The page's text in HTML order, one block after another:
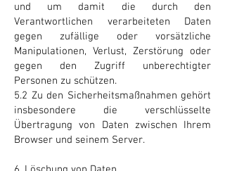
und um damit die durch den
Verantwortlichen verarbeiteten Daten
gegen zufällige oder vorsätzliche
Manipulationen, Verlust, Zerstörung oder
gegen den Zugriff unberechtigter
Personen zu schützen.
5.2 Zu den Sicherheitsmaßnahmen gehört
insbesondere die verschlüsselte
Übertragung von Daten zwischen Ihrem
Browser und seinem Server.